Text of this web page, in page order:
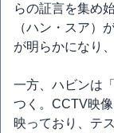
らの証言を集め
（ハン・スア）
が明らかになり
一方、ハビンは
つく。CCTV映
映っており、テ